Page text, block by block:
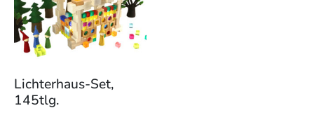
Lichterhaus-Set,
145tlg.